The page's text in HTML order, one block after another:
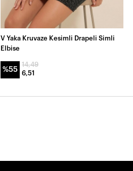
V Yaka Kruvaze Kesimli Drapeli Simli
Elbise
%55
14,49
6,51